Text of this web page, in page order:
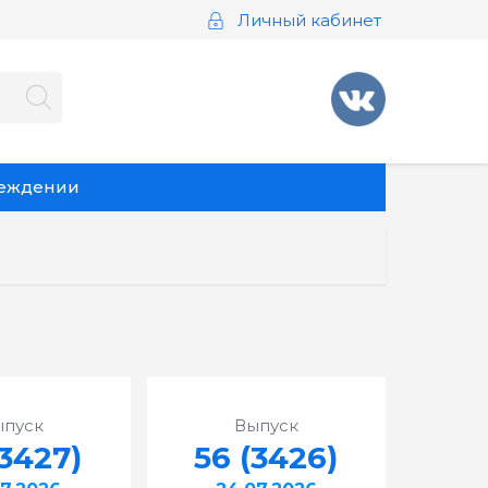
Личный кабинет
Выпуск
56 (3426)